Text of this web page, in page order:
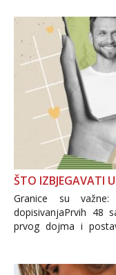
ŠTO IZBJEGAVATI
Granice su
dopisivanjaPrvih 48
prvog dojma i
Važno je izbjeći
informacija, jer
povjerenje. Takođe...